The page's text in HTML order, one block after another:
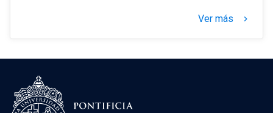
Ver más keyboard_arrow_right